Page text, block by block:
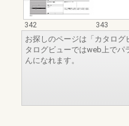
342
343
お探しのページは「カタログ
タログビューではweb上でパ
んになれます。